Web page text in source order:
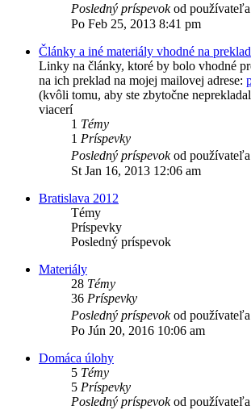
Posledný príspevokod používateľa
Po Feb 25, 2013 8:41 pm
Články a iné materiály vhodné na preklad
Linky na články, ktoré by bolo vhodné
na ich preklad na mojej mailovej adrese:
(kvôli tomu, aby ste zbytočne
viacerí
1 Témy
1 Príspevky
Posledný príspevokod používateľa
St Jan 16, 2013 12:06 am
Bratislava 2012
Témy
Príspevky
Posledný príspevok
Materiály
28 Témy
36 Príspevky
Posledný príspevokod používateľa
Po Jún 20, 2016 10:06 am
Domáca úlohy
5 Témy
5 Príspevky
Posledný príspevokod používateľa